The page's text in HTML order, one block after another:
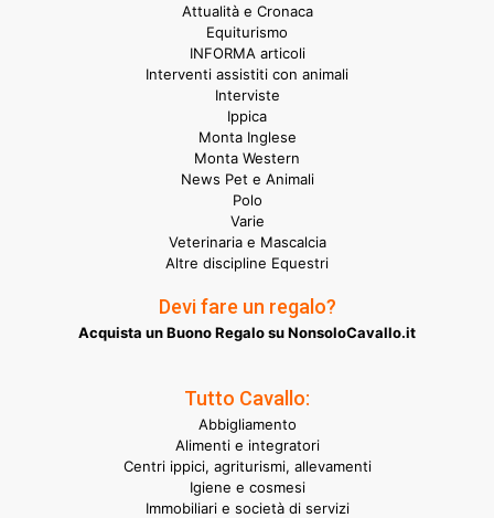
Attualità e Cronaca
Equiturismo
INFORMA articoli
Interventi assistiti con animali
Interviste
Ippica
Monta Inglese
Monta Western
News Pet e Animali
Polo
Varie
Veterinaria e Mascalcia
Altre discipline Equestri
Devi fare un regalo?
Acquista un Buono Regalo su NonsoloCavallo.it
Tutto Cavallo:
Abbigliamento
Alimenti e integratori
Centri ippici, agriturismi, allevamenti
Igiene e cosmesi
Immobiliari e società di servizi